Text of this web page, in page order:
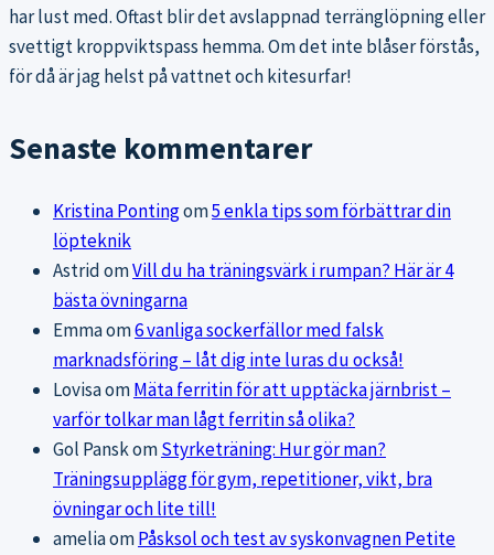
har lust med. Oftast blir det avslappnad terränglöpning eller
svettigt kroppviktspass hemma. Om det inte blåser förstås,
för då är jag helst på vattnet och kitesurfar!
Senaste kommentarer
Kristina Pontingom5 enkla tips som förbättrar din
löpteknik
AstridomVill du ha träningsvärk i rumpan? Här är 4
bästa övningarna
Emmaom6 vanliga sockerfällor med falsk
marknadsföring – låt dig inte luras du också!
LovisaomMäta ferritin för att upptäcka järnbrist –
varför tolkar man lågt ferritin så olika?
Gol PanskomStyrketräning: Hur gör man?
Träningsupplägg för gym, repetitioner, vikt, bra
övningar och lite till!
ameliaomPåsksol och test av syskonvagnen Petite